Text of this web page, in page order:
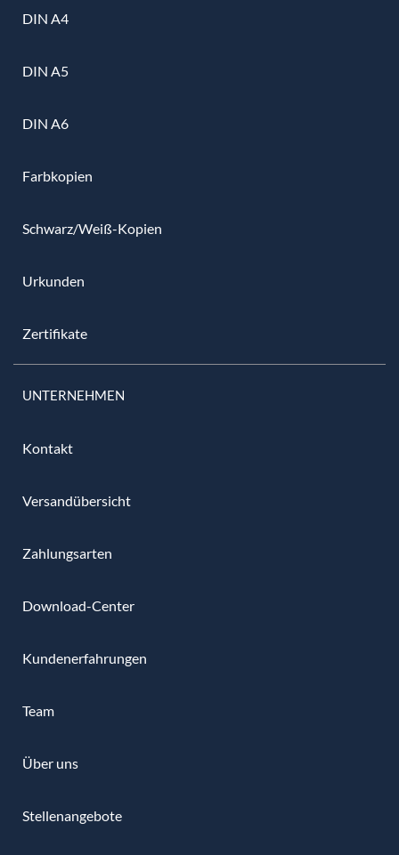
DIN A4
DIN A5
DIN A6
Farbkopien
Schwarz/Weiß-Kopien
Urkunden
Zertifikate
UNTERNEHMEN
Kontakt
Versandübersicht
Zahlungsarten
Download-Center
Kundenerfahrungen
Team
Über uns
Stellenangebote